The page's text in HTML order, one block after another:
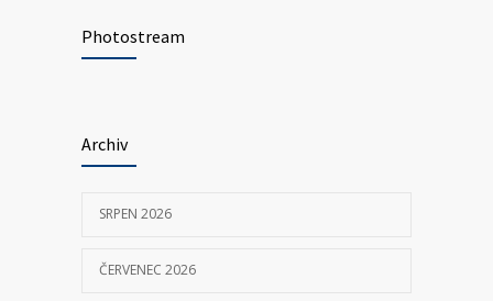
VOZIDLA ZDRAVOTNICKÉ ZÁCHRANNÉ
SLUŽBY
P155 Liberecká
Photostream
Archiv
SRPEN 2026
ČERVENEC 2026